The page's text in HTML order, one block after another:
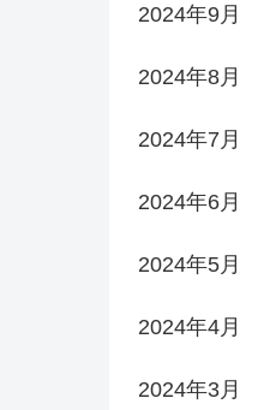
2024年9月
2024年8月
2024年7月
2024年6月
2024年5月
2024年4月
2024年3月